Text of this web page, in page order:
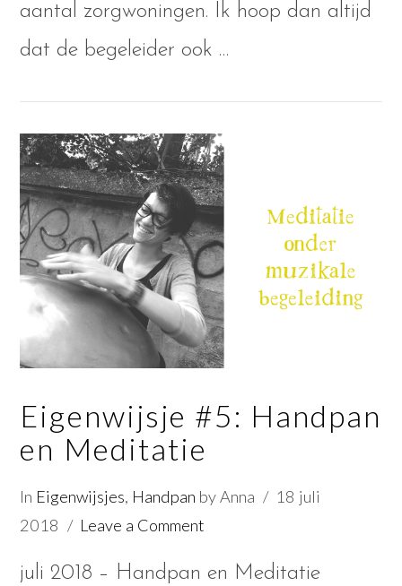
VIEW POST
aantal zorgwoningen. Ik hoop dan altijd
dat de begeleider ook …
Eigenwijsje #5: Handpan
en Meditatie
In Eigenwijsjes, Handpan by Anna
18 juli
2018
Leave a Comment
juli 2018 – Handpan en Meditatie